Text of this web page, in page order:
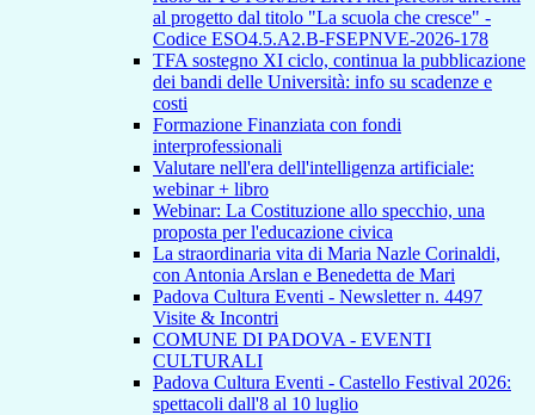
al progetto dal titolo "La scuola che cresce" -
Codice ESO4.5.A2.B-FSEPNVE-2026-178
TFA sostegno XI ciclo, continua la pubblicazione
dei bandi delle Università: info su scadenze e
costi
Formazione Finanziata con fondi
interprofessionali
Valutare nell'era dell'intelligenza artificiale:
webinar + libro
Webinar: La Costituzione allo specchio, una
proposta per l'educazione civica
La straordinaria vita di Maria Nazle Corinaldi,
con Antonia Arslan e Benedetta de Mari
Padova Cultura Eventi - Newsletter n. 4497
Visite & Incontri
COMUNE DI PADOVA - EVENTI
CULTURALI
Padova Cultura Eventi - Castello Festival 2026:
spettacoli dall'8 al 10 luglio